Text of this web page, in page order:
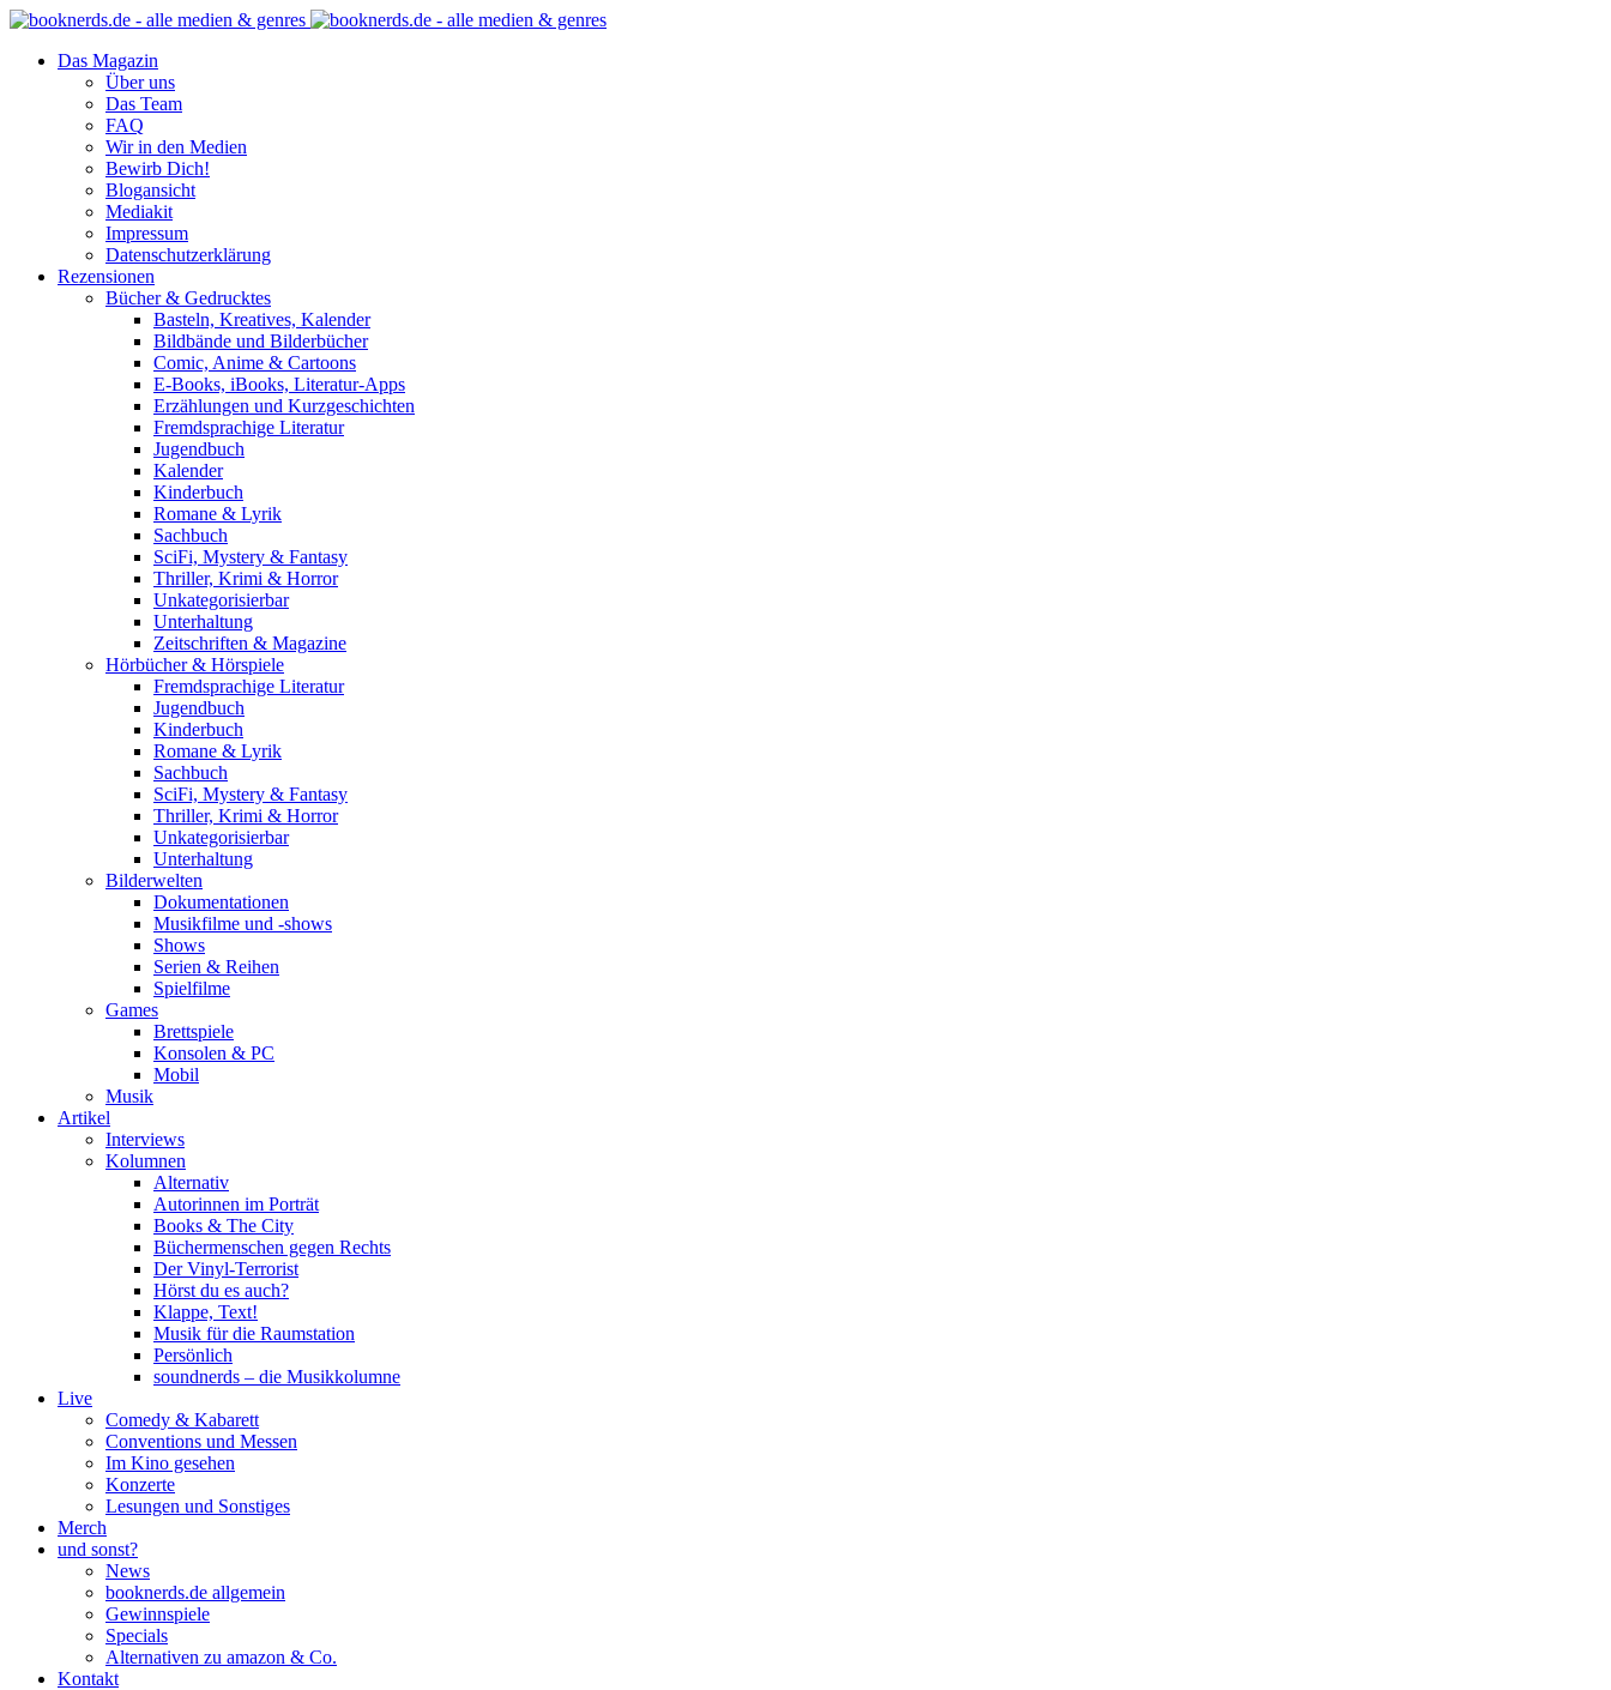
Das Magazin
Über uns
Das Team
FAQ
Wir in den Medien
Bewirb Dich!
Blogansicht
Mediakit
Impressum
Datenschutzerklärung
Rezensionen
Bücher & Gedrucktes
Basteln, Kreatives, Kalender
Bildbände und Bilderbücher
Comic, Anime & Cartoons
E-Books, iBooks, Literatur-Apps
Erzählungen und Kurzgeschichten
Fremdsprachige Literatur
Jugendbuch
Kalender
Kinderbuch
Romane & Lyrik
Sachbuch
SciFi, Mystery & Fantasy
Thriller, Krimi & Horror
Unkategorisierbar
Unterhaltung
Zeitschriften & Magazine
Hörbücher & Hörspiele
Fremdsprachige Literatur
Jugendbuch
Kinderbuch
Romane & Lyrik
Sachbuch
SciFi, Mystery & Fantasy
Thriller, Krimi & Horror
Unkategorisierbar
Unterhaltung
Bilderwelten
Dokumentationen
Musikfilme und -shows
Shows
Serien & Reihen
Spielfilme
Games
Brettspiele
Konsolen & PC
Mobil
Musik
Artikel
Interviews
Kolumnen
Alternativ
Autorinnen im Porträt
Books & The City
Büchermenschen gegen Rechts
Der Vinyl-Terrorist
Hörst du es auch?
Klappe, Text!
Musik für die Raumstation
Persönlich
soundnerds – die Musikkolumne
Live
Comedy & Kabarett
Conventions und Messen
Im Kino gesehen
Konzerte
Lesungen und Sonstiges
Merch
und sonst?
News
booknerds.de allgemein
Gewinnspiele
Specials
Alternativen zu amazon & Co.
Kontakt